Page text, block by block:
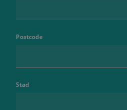
Postcode
Stad